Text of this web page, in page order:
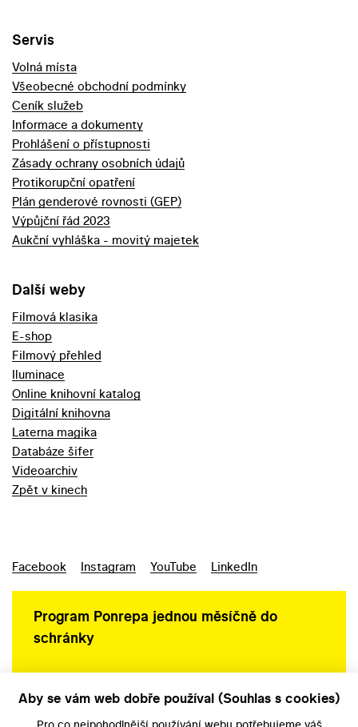
Servis
Volná místa
Všeobecné obchodní podmínky
Ceník služeb
Informace a dokumenty
Prohlášení o přístupnosti
Zásady ochrany osobních údajů
Protikorupční opatření
Plán genderové rovnosti (GEP)
Výpůjční řád 2023
Aukční vyhláška - movitý majetek
Další weby
Filmová klasika
E-shop
Filmový přehled
Iluminace
Online knihovní katalog
Digitální knihovna
Laterna magika
Databáze šifer
Videoarchiv
Zpět v kinech
Facebook Instagram YouTube LinkedIn
Program Ponrepa jednou měsíčně do
schránky
Aby se vám web dobře používal (Souhlas s cookies)